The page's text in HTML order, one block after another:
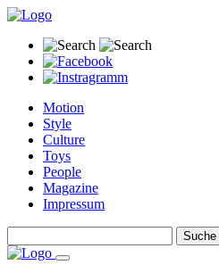
Motion
Style
Culture
Toys
People
Magazine
Impressum